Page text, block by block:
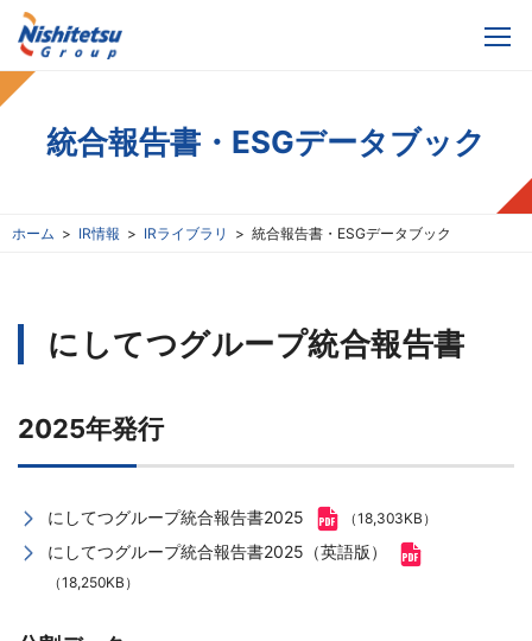
統合報告書・ESGデータブック
ホーム IR情報 IRライブラリ 統合報告書・ESGデータブック
にしてつグループ統合報告書
2025年発行
にしてつグループ統合報告書2025 （18,303KB）
にしてつグループ統合報告書2025（英語版）
（18,250KB）